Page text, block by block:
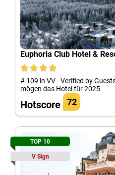
Euphoria Club Hotel &
# 109 in VV - Verified by
mögen das Hotel für 2025
Hotscore 72
TOP 10
V Sign